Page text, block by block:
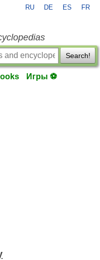
RU DE ES FR
Search!
Игры ⚽